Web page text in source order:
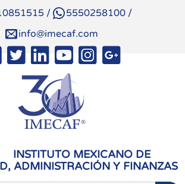
/ 5550258100 /
info@imecaf.com
INSTITUTO MEXICANO DE
ADMINISTRACIÓN Y FINANZAS